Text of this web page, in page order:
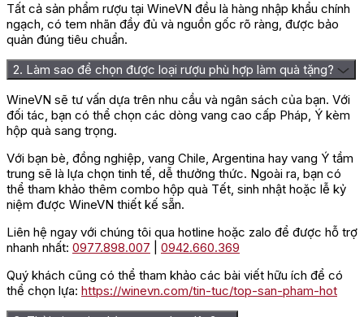
Tất cả sản phẩm rượu tại WineVN đều là hàng nhập khẩu chính
ngạch, có tem nhãn đầy đủ và nguồn gốc rõ ràng, được bảo
quản đúng tiêu chuẩn.
2. Làm sao để chọn được loại rượu phù hợp làm quà tặng?
WineVN sẽ tư vấn dựa trên nhu cầu và ngân sách của bạn. Với
đối tác, bạn có thể chọn các dòng vang cao cấp Pháp, Ý kèm
hộp quà sang trọng.
Với bạn bè, đồng nghiệp, vang Chile, Argentina hay vang Ý tầm
trung sẽ là lựa chọn tinh tế, dễ thưởng thức. Ngoài ra, bạn có
thể tham khảo thêm combo hộp quà Tết, sinh nhật hoặc lễ kỷ
niệm được WineVN thiết kế sẵn.
Liên hệ ngay với chúng tôi qua hotline hoặc zalo để được hỗ trợ
nhanh nhất: 0977.898.007
0942.660.369
Quý khách cũng có thể tham khảo các bài viết hữu ích để có
thể chọn lựa: https://winevn.com/tin-tuc/top-san-pham-hot